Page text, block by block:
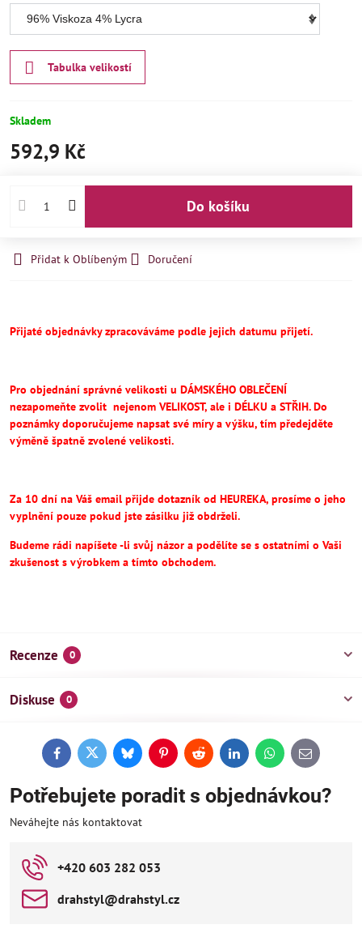
Tabulka velikostí
Skladem
592,9 Kč
Do košíku
Přidat k Oblíbeným Doručení
Přijaté objednávky zpracováváme podle jejich datumu přijetí.
Pro objednání správné velikosti u DÁMSKÉHO OBLEČENÍ
nezapomeňte zvolit nejenom VELIKOST, ale i DÉLKU a STŘIH.Do
poznámky doporučujeme napsat své míry a výšku, tím předejděte
výměně špatně zvolené velikosti.
Za 10 dní na Váš email přijde dotazník od HEUREKA, prosíme o jeho
vyplnění pouze pokud jste zásilku již obdrželi.
Budeme rádi napíšete -li svůj názor a podělíte se s ostatními o Vaši
zkušenost s výrobkem a tímto obchodem.
Recenze 0
Diskuse 0
FacebookTwitterBlueskyPinterestReddit LinkedInWhatsApp
E-
mail
Potřebujete poradit s objednávkou?
Neváhejte nás kontaktovat
+420 603 282 053
drahstyl​@drahstyl​.cz